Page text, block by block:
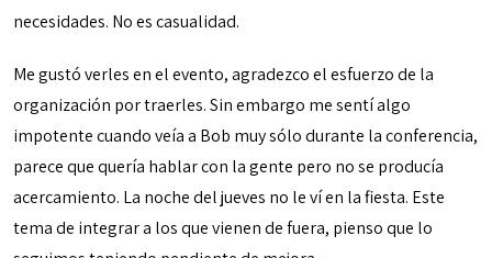
necesidades. No es casualidad.
Me gustó verles en el evento, agradezco el esfuerzo de la
organización por traerles. Sin embargo me sentí algo
impotente cuando veía a Bob muy sólo durante la conferencia,
parece que quería hablar con la gente pero no se producía
acercamiento. La noche del jueves no le ví en la fiesta. Este
tema de integrar a los que vienen de fuera, pienso que lo